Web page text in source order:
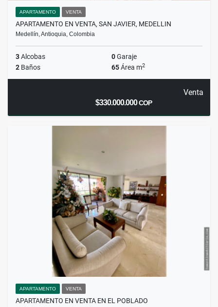
APARTAMENTO VENTA
APARTAMENTO EN VENTA, SAN JAVIER, MEDELLIN
Medellín, Antioquia, Colombia
3Alcobas 0Garaje
2 Baños 65Área m2
Venta
$330.000.000COP
APARTAMENTO VENTA
APARTAMENTO EN VENTA EN EL POBLADO